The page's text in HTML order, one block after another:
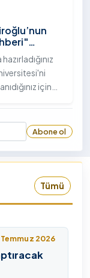
için
Abone ol
Tümü
Temmuz 2026